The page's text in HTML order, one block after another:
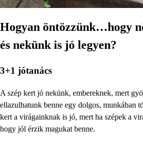
Hogyan öntözzünk…hogy
és nekünk is jó legyen?
3+1 jótanács
A szép kert jó nekünk, embereknek, mert
ellazulhatunk benne egy dolgos, munkában
kert a virágainknak is jó, mert ha szépek a
hogy jól érzik magukat benne.